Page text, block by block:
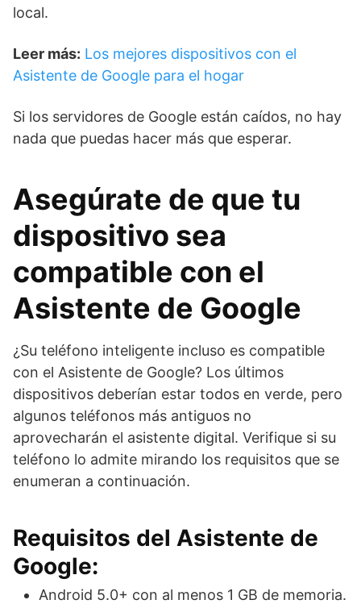
local.
Leer más: Los mejores dispositivos con el
Asistente de Google para el hogar
Si los servidores de Google están caídos, no hay
nada que puedas hacer más que esperar.
Asegúrate de que tu
dispositivo sea
compatible con el
Asistente de Google
¿Su teléfono inteligente incluso es compatible
con el Asistente de Google? Los últimos
dispositivos deberían estar todos en verde, pero
algunos teléfonos más antiguos no
aprovecharán el asistente digital. Verifique si su
teléfono lo admite mirando los requisitos que se
enumeran a continuación.
Requisitos del Asistente de
Google:
Android 5.0+ con al menos 1 GB de memoria.